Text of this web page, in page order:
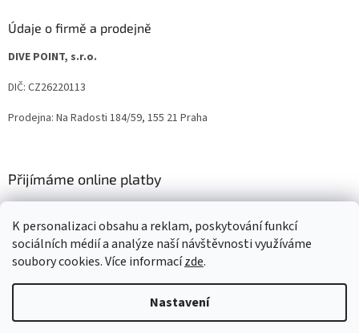
K personalizaci obsahu a reklam, poskytování funkcí
sociálních médií a analýze naší návštěvnosti využíváme
soubory cookies. Více informacízde.
Nastavení
Údaje o firmě a prodejně
DIVE POINT, s.r.o.
DIČ: CZ26220113
Prodejna: Na Radosti 184/59, 155 21 Praha
Přijímáme online platby